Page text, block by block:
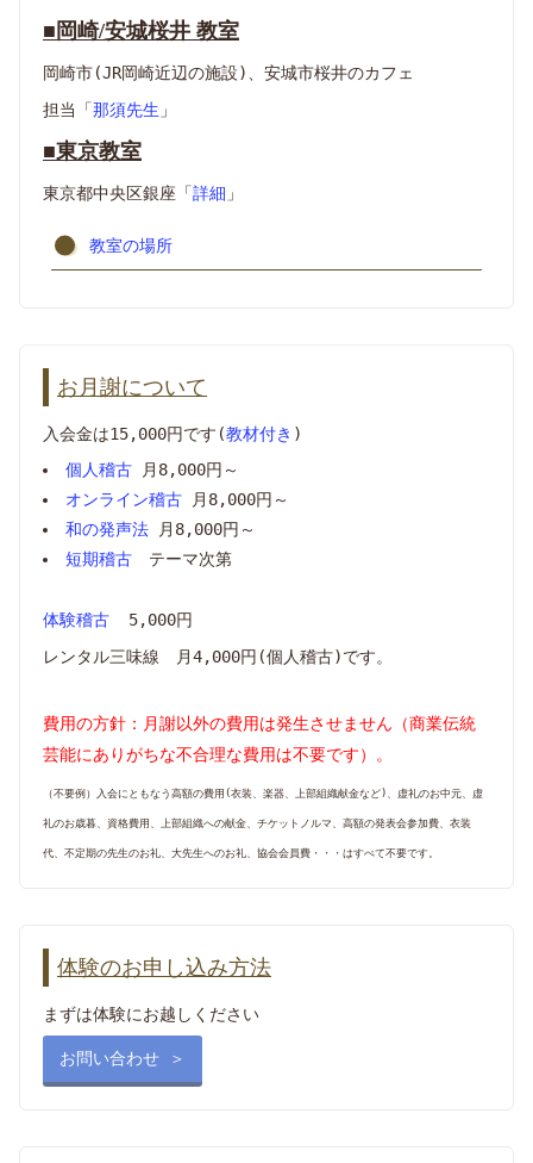
■岡崎/安城桜井 教室
岡崎市(JR岡崎近辺の施設)、安城市桜井のカフェ
担当「那須先生 」
■東京教室
東京都中央区銀座「詳細 」
教室の場所
お月謝について
入会金は15,000円です(教材付き )
個人稽古 月8,000円～
オンライン稽古 月8,000円～
和の発声法 月8,000円～
短期稽古 テーマ次第
体験稽古 5,000円
レンタル三味線 月4,000円(個人稽古)です。
費用の方針：月謝以外の費用は発生させません（商業伝統
芸能にありがちな不合理な費用は不要です）。
（不要例）入会にともなう高額の費用(衣装、楽器、上部組織献金など)、虚礼のお中元、虚
礼のお歳暮、資格費用、上部組織への献金、チケットノルマ、高額の発表会参加費、衣装
代、不定期の先生のお礼、大先生へのお礼、協会会員費・・・はすべて不要です。
体験のお申し込み方法
まずは体験にお越しください
お問い合わせ ＞